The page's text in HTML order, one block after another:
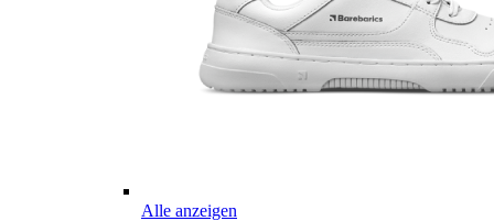
Alle anzeigen